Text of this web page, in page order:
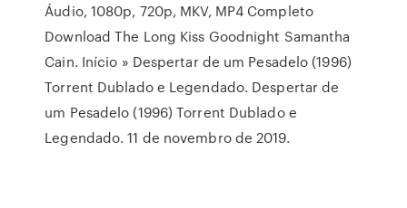
Áudio, 1080p, 720p, MKV, MP4 Completo
Download The Long Kiss Goodnight Samantha
Cain. Início » Despertar de um Pesadelo (1996)
Torrent Dublado e Legendado. Despertar de
um Pesadelo (1996) Torrent Dublado e
Legendado. 11 de novembro de 2019.